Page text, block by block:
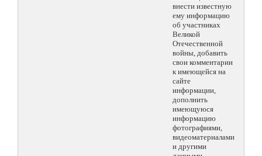
внести известную
ему информацию
об участниках
Великой
Отечественной
войны, добавить
свои комментарии
к имеющейся на
сайте
информации,
дополнить
имеющуюся
информацию
фотографиями,
видеоматериалами
и другими